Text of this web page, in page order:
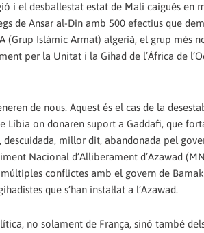
i el desballestat estat de Mali caigués en
de Ansar al-Din amb 500 efectius que
Islàmic Armat) algerià, el grup més
per la Unitat i la Gihad de l’Àfrica de
de nous. Aquest és el cas de la
Líbia on donaren suport a Gaddafi, que
millor dit, abandonada pel
Nacional d’Alliberament d’Azawad
conflictes amb el govern de
que s’han instal·lat a l’Azawad.
no solament de França, sinó també